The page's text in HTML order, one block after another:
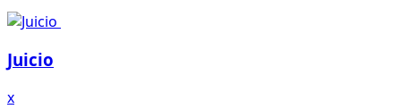
Juicio
x